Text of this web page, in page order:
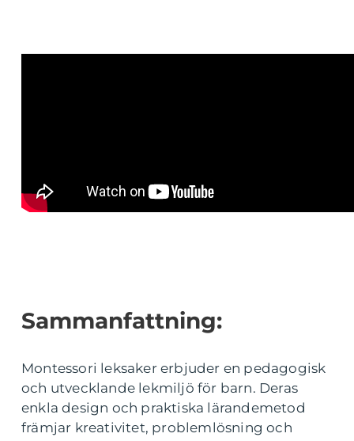
Sammanfattning:
Montessori leksaker erbjuder en pedagogisk
och utvecklande lekmiljö för barn. Deras
enkla design och praktiska lärandemetod
främjar kreativitet, problemlösning och